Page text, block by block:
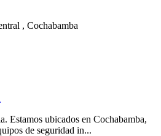
, Cochabamba
Estamos ubicados en Cochabamba,
de seguridad in...